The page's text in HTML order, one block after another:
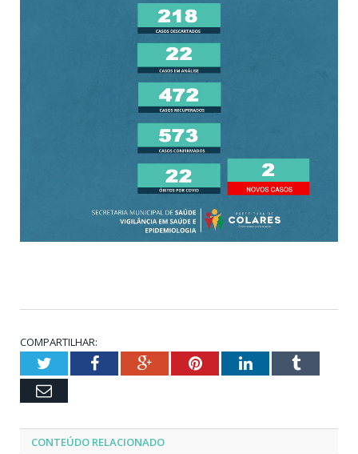
COMPARTILHAR:
TwitterFacebookGoogle+PinterestLinkedInTumblr
Email
CONTEÚDO RELACIONADO